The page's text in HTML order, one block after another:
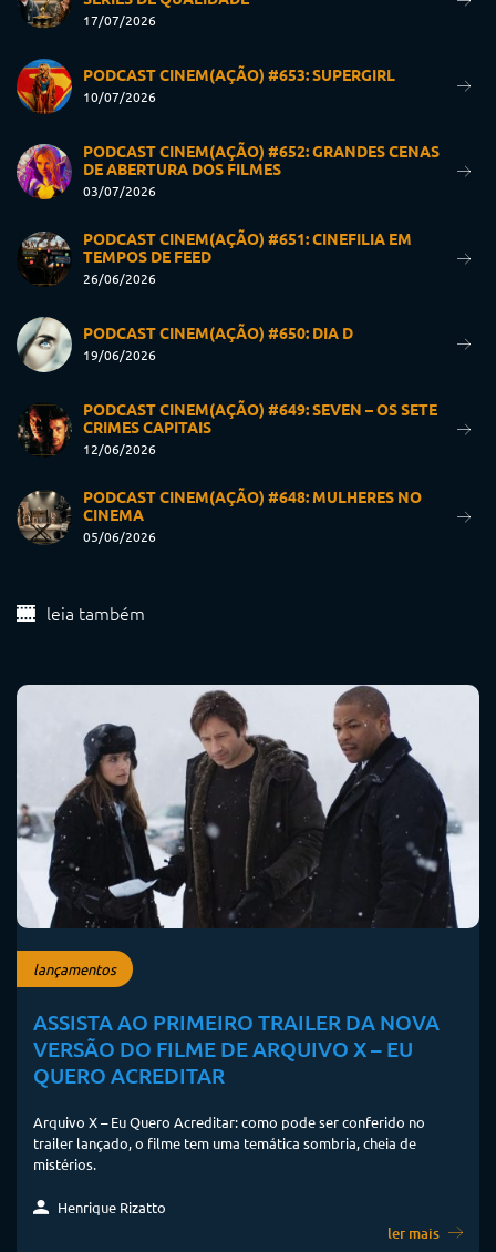
17/07/2026
PODCAST CINEM(AÇÃO) #653: SUPERGIRL
10/07/2026
PODCAST CINEM(AÇÃO) #652: GRANDES CENAS
DE ABERTURA DOS FILMES
03/07/2026
PODCAST CINEM(AÇÃO) #651: CINEFILIA EM
TEMPOS DE FEED
26/06/2026
PODCAST CINEM(AÇÃO) #650: DIA D
19/06/2026
PODCAST CINEM(AÇÃO) #649: SEVEN – OS SETE
CRIMES CAPITAIS
12/06/2026
PODCAST CINEM(AÇÃO) #648: MULHERES NO
CINEMA
05/06/2026
leia também
lançamentos
ASSISTA AO PRIMEIRO TRAILER DA NOVA
VERSÃO DO FILME DE ARQUIVO X – EU
QUERO ACREDITAR
Arquivo X – Eu Quero Acreditar: como pode ser conferido no
trailer lançado, o filme tem uma temática sombria, cheia de
mistérios.
Henrique Rizatto
ler mais